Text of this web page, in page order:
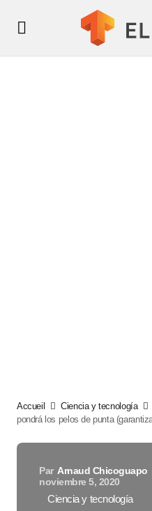
Accueil Ciencia y tecnología
pondrá los pelos de punta
Par Arnaud Chicoguapo
noviembre 5, 2020
Ciencia y tecnología